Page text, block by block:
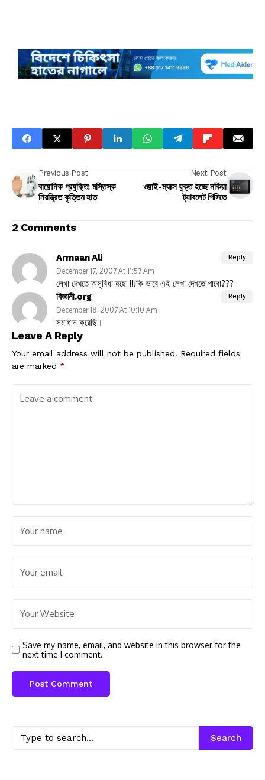
Previous Post
বায়োনিক প্রযুক্তি: মস্তিস্ক
নিয়ন্ত্রিত কৃত্তিম হাত
Next Post
ওয়াই-ম্যাক্স যুক্ত হচ্ছে নকিয়া
ট্যাবলেট পিসিতে
2 Comments
Armaan Ali
December 17, 2007 At 11:57 Am
লেখা দেখতে অসুবিধা হছে !!!কি ভাবে এই লেখা দেখতে পাবো???
Reply
বিজ্ঞানী.org
December 18, 2007 At 10:10 Am
সমাধান করেছি।
Reply
Leave A Reply
Your email address will not be published. Required fields
are marked *
Save my name, email, and website in this browser for the
next time I comment.
Search